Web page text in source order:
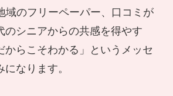
域のフリーペーパー、口コミが
のシニアからの共感を得やす
からこそわかる」というメッセ
なります。